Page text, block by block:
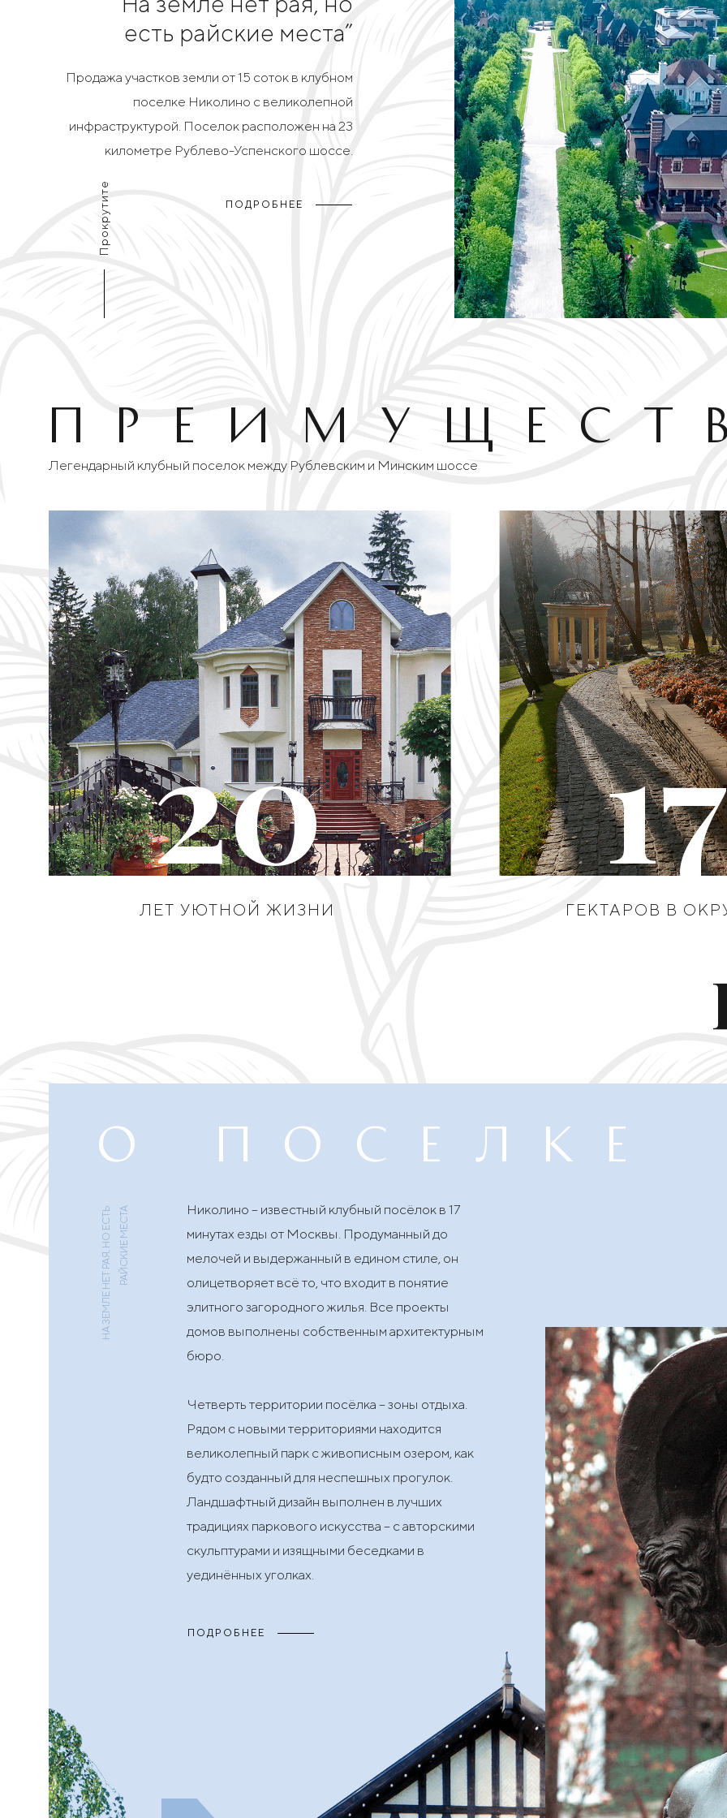
есть райские места”
Продажа участков земли от 15 соток в клубном
поселке Николино с великолепной
инфраструктурой. Поселок расположен на 23
километре Рублево-Успенского шоссе.
ПОДРОБНЕЕ
Прокрутите
есть райские места”
Продажа участков земли от 15 соток в клубном
поселке Николино с великолепной
инфраструктурой. Поселок расположен на 23
километре Рублево-Успенского шоссе.
Легендарный клубный поселок между Рублевским и Минским шоссе
20
ЛЕТ УЮТНОЙ ЖИЗНИ ГЕКТАРОВ В
О поселке
НА ЗЕМЛЕ НЕТ РАЯ, НО ЕСТЬРАЙСКИЕ МЕСТА
Николино – известный клубный посёлок в 17
минутах езды от Москвы. Продуманный до
мелочей и выдержанный в едином стиле, он
олицетворяет всё то, что входит в понятие
элитного загородного жилья. Все проекты
домов выполнены собственным архитектурным
бюро.
Четверть территории посёлка – зоны отдыха.
Рядом с новыми территориями находится
великолепный парк с живописным озером, как
будто созданный для неспешных прогулок.
Ландшафтный дизайн выполнен в лучших
традициях паркового искусства – с авторскими
скульптурами и изящными беседками в
уединённых уголках.
ПОДРОБНЕЕ